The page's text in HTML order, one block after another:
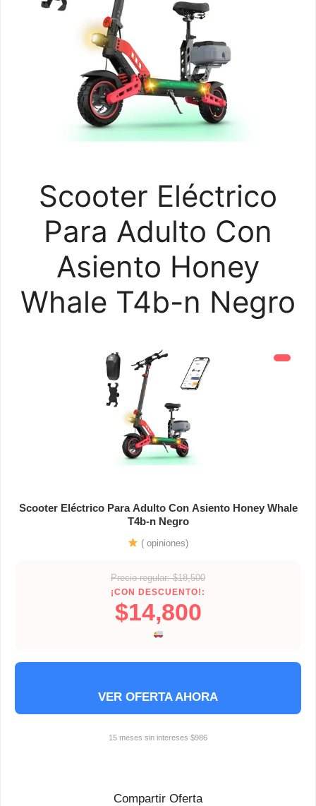
Scooter Eléctrico
Para Adulto Con
Asiento Honey
Whale T4b-n Negro
Scooter Eléctrico Para Adulto Con Asiento Honey Whale
T4b-n Negro
( opiniones)
Precio regular: $18,500
¡CON DESCUENTO!:
$14,800
VER OFERTA AHORA
15 meses sin intereses $986
Compartir Oferta